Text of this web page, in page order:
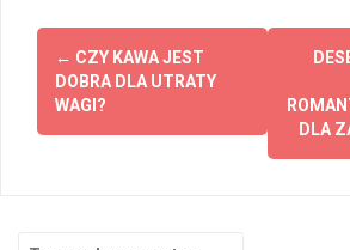
Post
navigation
← CZY KAWA JEST
DOBRA DLA UTRATY
WAGI?
DLA